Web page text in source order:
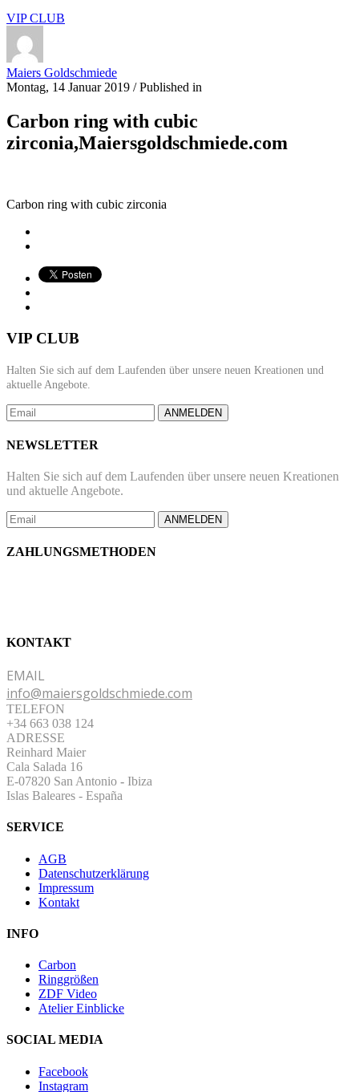
VIP CLUB
Maiers Goldschmiede
Montag, 14 Januar 2019 /Published in
Carbon ring with cubic
zirconia,Maiersgoldschmiede.com
Carbon ring with cubic zirconia
VIP CLUB
Halten Sie sich auf dem Laufenden über unsere neuen Kreationen und
aktuelle Angebote.
ANMELDEN
NEWSLETTER
Halten Sie sich auf dem Laufenden über unsere neuen Kreationen
und aktuelle Angebote.
ANMELDEN
ZAHLUNGSMETHODEN
KONTAKT
EMAIL
info@maiersgoldschmiede.com
TELEFON
+34 663 038 124
ADRESSE
Reinhard Maier
Cala Salada 16
E-07820 San Antonio - Ibiza
Islas Baleares - España
SERVICE
AGB
Datenschutzerklärung
Impressum
Kontakt
INFO
Carbon
Ringgrößen
ZDF Video
Atelier Einblicke
SOCIAL MEDIA
Facebook
Instagram